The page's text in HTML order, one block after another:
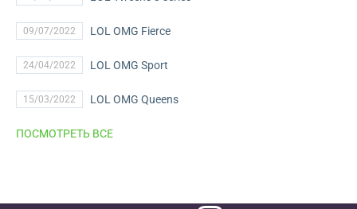
09/07/2022 LOL OMG Fierce
24/04/2022 LOL OMG Sport
15/03/2022 LOL OMG Queens
ПОСМОТРЕТЬ ВСЕ